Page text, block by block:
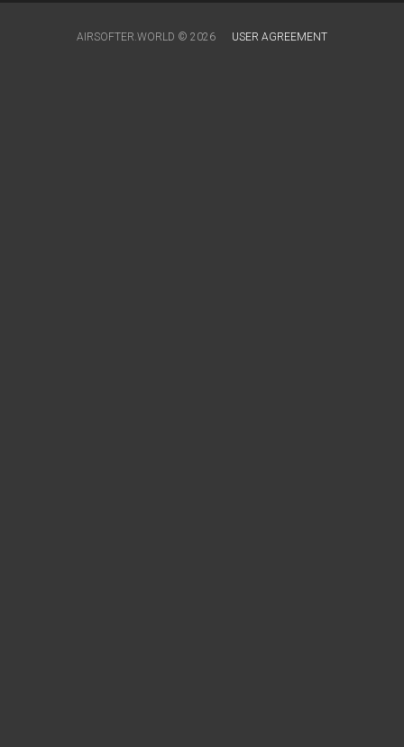
AIRSOFTER.WORLD © 2026 USER AGREEMENT